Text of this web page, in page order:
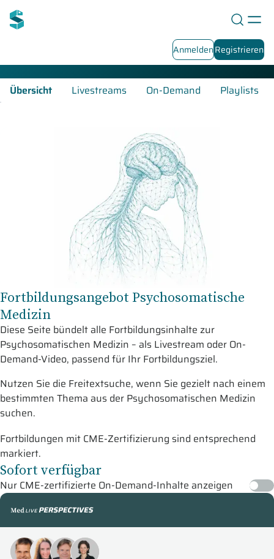
AnmeldenRegistrieren
Psychosomatische Medizin-Fortbildungen
Übersicht Livestreams On-Demand Playlists
Fortbildungsangebot Psychosomatische
Medizin
Diese Seite bündelt alle Fortbildungsinhalte zur
Psychosomatischen Medizin – als Livestream oder On-
Demand-Video, passend für Ihr Fortbildungsziel.
Nutzen Sie die Freitextsuche, wenn Sie gezielt nach einem
bestimmten Thema aus der Psychosomatischen Medizin
suchen.
Fortbildungen mit CME-Zertifizierung sind entsprechend
markiert.
Sofort verfügbar
Nur CME-zertifizierte On-Demand-Inhalte anzeigen
medLive Perspectives